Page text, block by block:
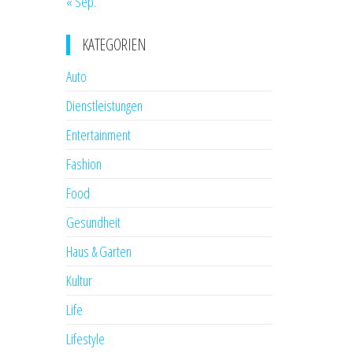
KATEGORIEN
Auto
Dienstleistungen
Entertainment
Fashion
Food
Gesundheit
Haus & Garten
Kultur
Life
Lifestyle